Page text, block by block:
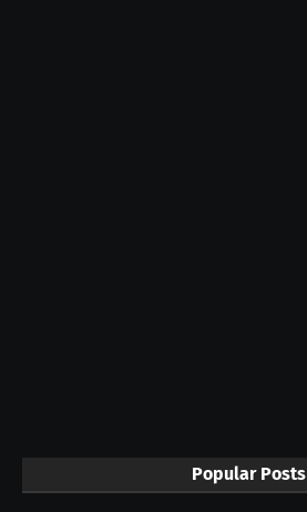
Popular Posts